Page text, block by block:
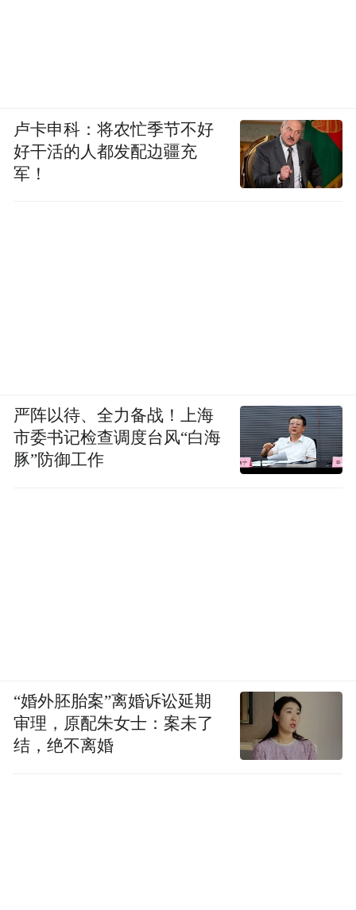
卢卡申科：将农忙季节不好
好干活的人都发配边疆充
军！
严阵以待、全力备战！上海
市委书记检查调度台风“白海
豚”防御工作
“婚外胚胎案”离婚诉讼延期
审理，原配朱女士：案未了
结，绝不离婚